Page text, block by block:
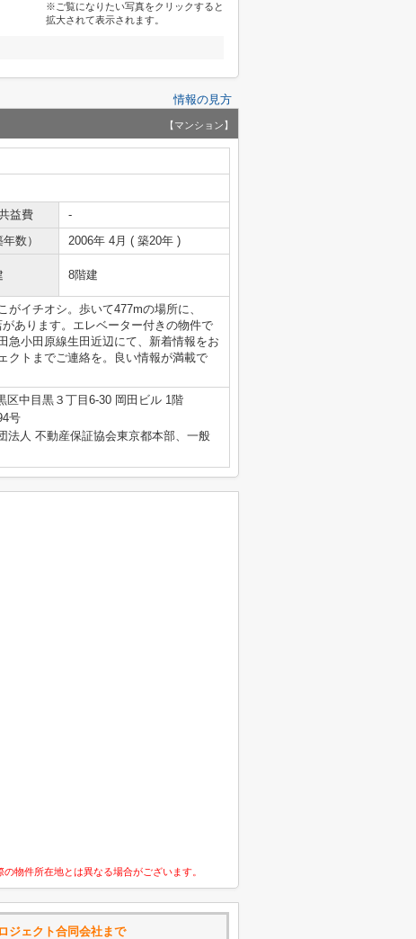
※ご覧になりたい写真をクリックすると
拡大されて表示されます。
情報の見方
【マンション】
益費
-
数） 2006年 4月 ( 築20年 )
8階建
がイチオシ。歩いて477mの場所に、
あります。エレベーター付きの物件で
急小田原線生田近辺にて、新着情報をお
クトまでご連絡を。良い情報が満載で
区中目黒３丁目6-30 岡田ビル 1階
号
法人 不動産保証協会東京都本部、一般
物件所在地とは異なる場合がございます。
ジェクト合同会社まで